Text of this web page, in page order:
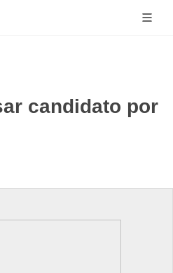
candidato por